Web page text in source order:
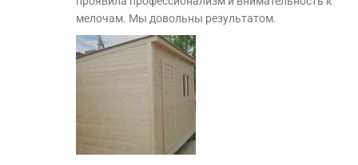
мелочам. Мы довольны результатом.